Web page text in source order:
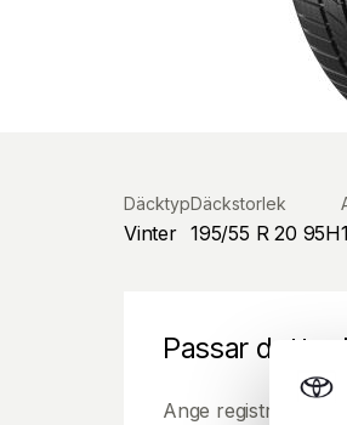
Däcktyp
Vinter
Däckstorlek
195/55 R 20 95H
Passar detta
Ange